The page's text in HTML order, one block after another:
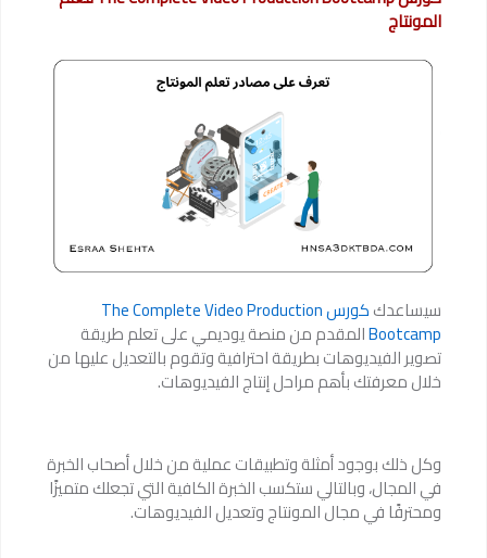
المونتاج
سيساعدك كورس The Complete Video Production
Bootcampالمقدم من منصة يوديمي على تعلم طريقة
تصوير الفيديوهات بطريقة احترافية وتقوم بالتعديل عليها من
خلال معرفتك بأهم مراحل إنتاج الفيديوهات.
وكل ذلك بوجود أمثلة وتطبيقات عملية من خلال أصحاب الخبرة
في المجال، وبالتالي ستكسب الخبرة الكافية التي تجعلك متميزًا
ومحترفًا في مجال المونتاج وتعديل الفيديوهات.